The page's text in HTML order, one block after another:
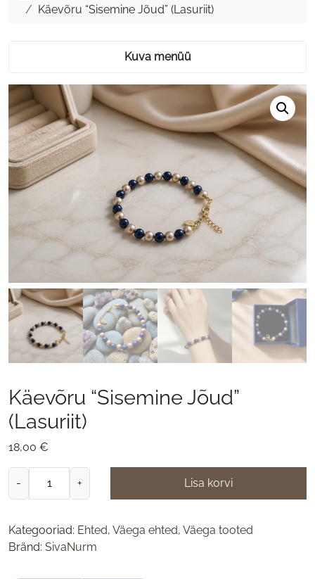
Käevõru “Sisemine Jõud” (Lasuriit)
Kuva menüü
Käevõru “Sisemine Jõud”
(Lasuriit)
18,00 €
-
(Lasuriit)
kogus
+ Lisa korvi
Kategooriad: Ehted, Väega ehted, Väega tooted
Bränd: SivaNurm